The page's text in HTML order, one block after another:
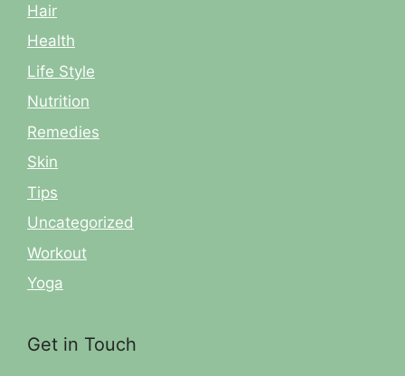
Hair
Health
Life Style
Nutrition
Remedies
Skin
Tips
Uncategorized
Workout
Yoga
Get in Touch